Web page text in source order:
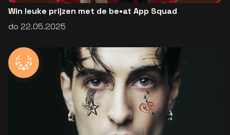
Win leuke prijzen met de be•at App Squad
do 22.05.2025